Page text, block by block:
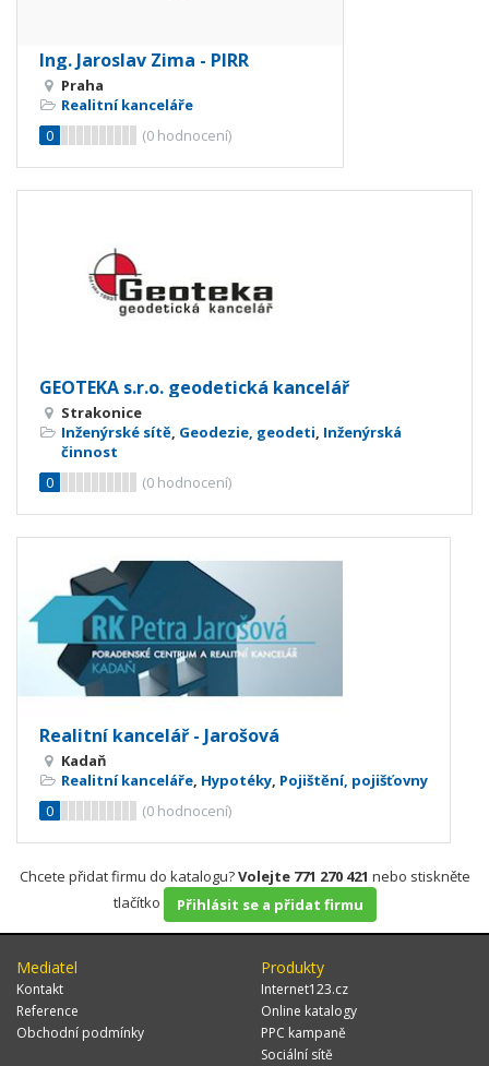
Ing. Jaroslav Zima - PIRR
Praha
Realitní kanceláře
0
(0 hodnocení)
GEOTEKA s.r.o. geodetická kancelář
Strakonice
Inženýrské sítě, Geodezie, geodeti, Inženýrská
činnost
0
(0 hodnocení)
Realitní kancelář - Jarošová
Kadaň
Realitní kanceláře, Hypotéky, Pojištění, pojišťovny
0
(0 hodnocení)
Chcete přidat firmu do katalogu?Volejte 771 270 421 nebo stiskněte
tlačítko
Přihlásit se a přidat firmu
Mediatel
Kontakt
Reference
Obchodní podmínky
Produkty
Internet123.cz
Online katalogy
PPC kampaně
Sociální sítě